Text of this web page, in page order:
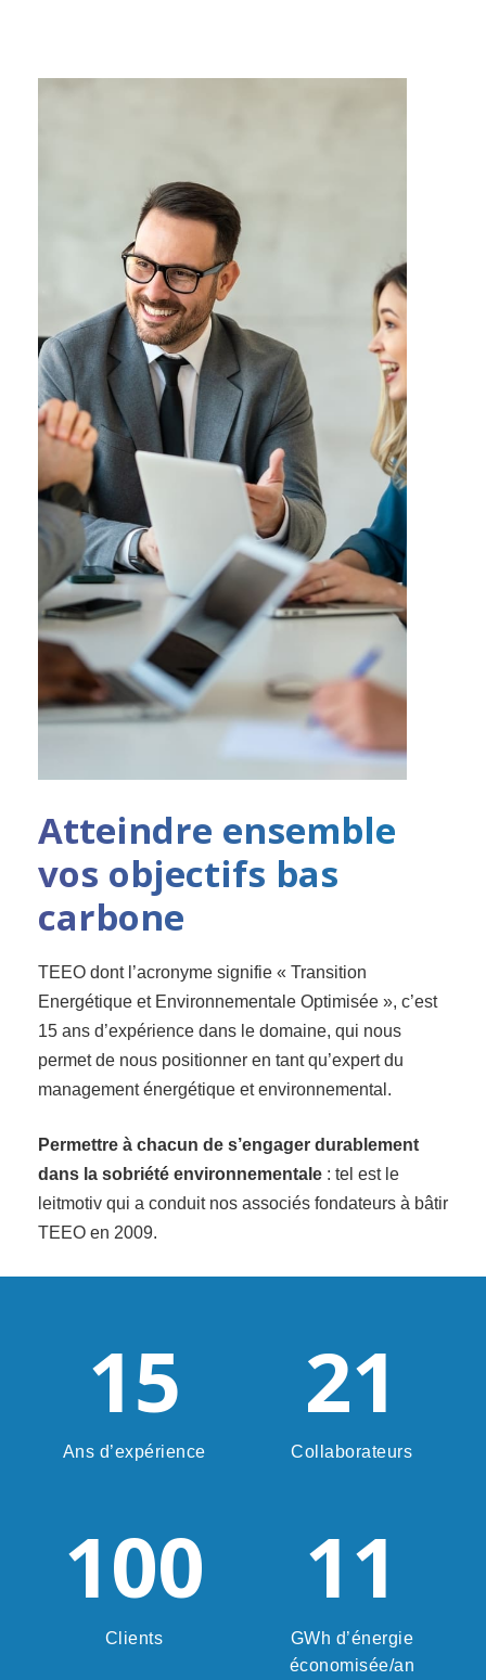
Atteindre ensemble
vos objectifs bas
carbone
TEEO dont l’acronyme signifie « Transition
Energétique et Environnementale Optimisée », c’est
15 ans d’expérience dans le domaine, qui nous
permet de nous positionner en tant qu’expert du
management énergétique et environnemental.
Permettre à chacun de s’engager durablement
dans la sobriété environnementale: tel est le
leitmotiv qui a conduit nos associés fondateurs à bâtir
TEEO en 2009.
15
Ans d’expérience
21
Collaborateurs
100
Clients
11
GWh d’énergie
économisée/an